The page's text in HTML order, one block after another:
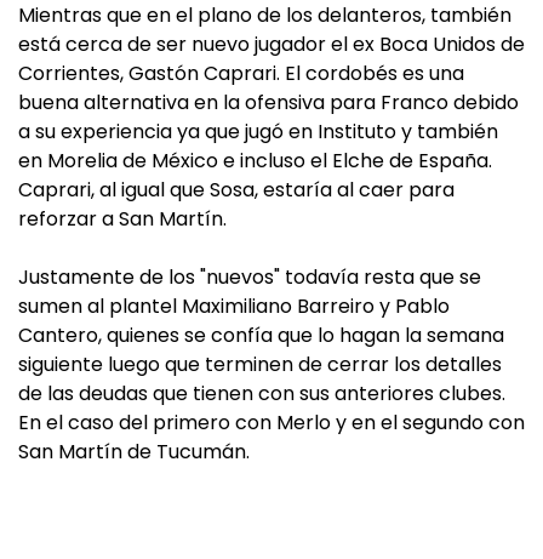
Mientras que en el plano de los delanteros, también
está cerca de ser nuevo jugador el ex Boca Unidos de
Corrientes, Gastón Caprari. El cordobés es una
buena alternativa en la ofensiva para Franco debido
a su experiencia ya que jugó en Instituto y también
en Morelia de México e incluso el Elche de España.
Caprari, al igual que Sosa, estaría al caer para
reforzar a San Martín.
Justamente de los "nuevos" todavía resta que se
sumen al plantel Maximiliano Barreiro y Pablo
Cantero, quienes se confía que lo hagan la semana
siguiente luego que terminen de cerrar los detalles
de las deudas que tienen con sus anteriores clubes.
En el caso del primero con Merlo y en el segundo con
San Martín de Tucumán.